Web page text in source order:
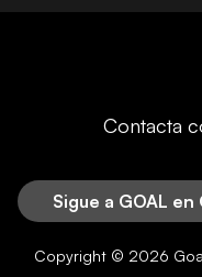
Contacta
Sigue a GOAL en
Copyright © 2026